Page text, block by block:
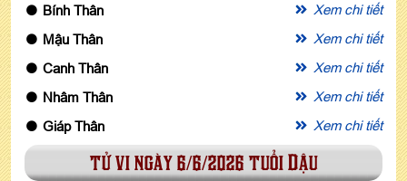
Bính Thân
Xem chi tiết
Mậu Thân
Xem chi tiết
Canh Thân
Xem chi tiết
Nhâm Thân
Xem chi tiết
Giáp Thân
Xem chi tiết
tử vi ngày 6/6/2026 tuổi Dậu